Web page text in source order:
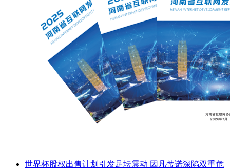
世界杯股权出售计划引发足坛震动 因凡蒂诺深陷双重危